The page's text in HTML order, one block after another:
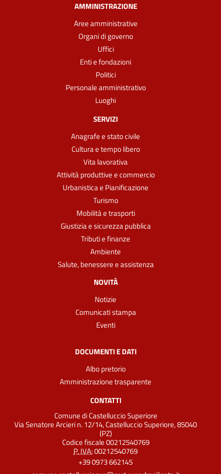
AMMINISTRAZIONE
Aree amministrative
Organi di governo
Uffici
Enti e fondazioni
Politici
Personale amministrativo
Luoghi
SERVIZI
Anagrafe e stato civile
Cultura e tempo libero
Vita lavorativa
Attività produttive e commercio
Urbanistica e Pianificazione
Turismo
Mobilità e trasporti
Giustizia e sicurezza pubblica
Tributi e finanze
Ambiente
Salute, benessere e assistenza
NOVITÀ
Notizie
Comunicati stampa
Eventi
DOCUMENTI E DATI
Albo pretorio
Amministrazione trasparente
CONTATTI
Comune di Castelluccio Superiore
Via Senatore Arcieri n. 12/14, Castelluccio Superiore, 85040
(PZ)
Codice fiscale 00212540769
P. IVA:00212540769
+39 0973 662145